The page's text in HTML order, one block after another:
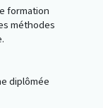
formation
méthodes
diplômée